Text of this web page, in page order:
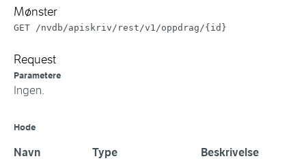
Mønster
GET /nvdb/apiskriv/rest/v1/oppdrag/{id}
Request
Parametere
Ingen.
Hode
Navn Type Beskrivelse